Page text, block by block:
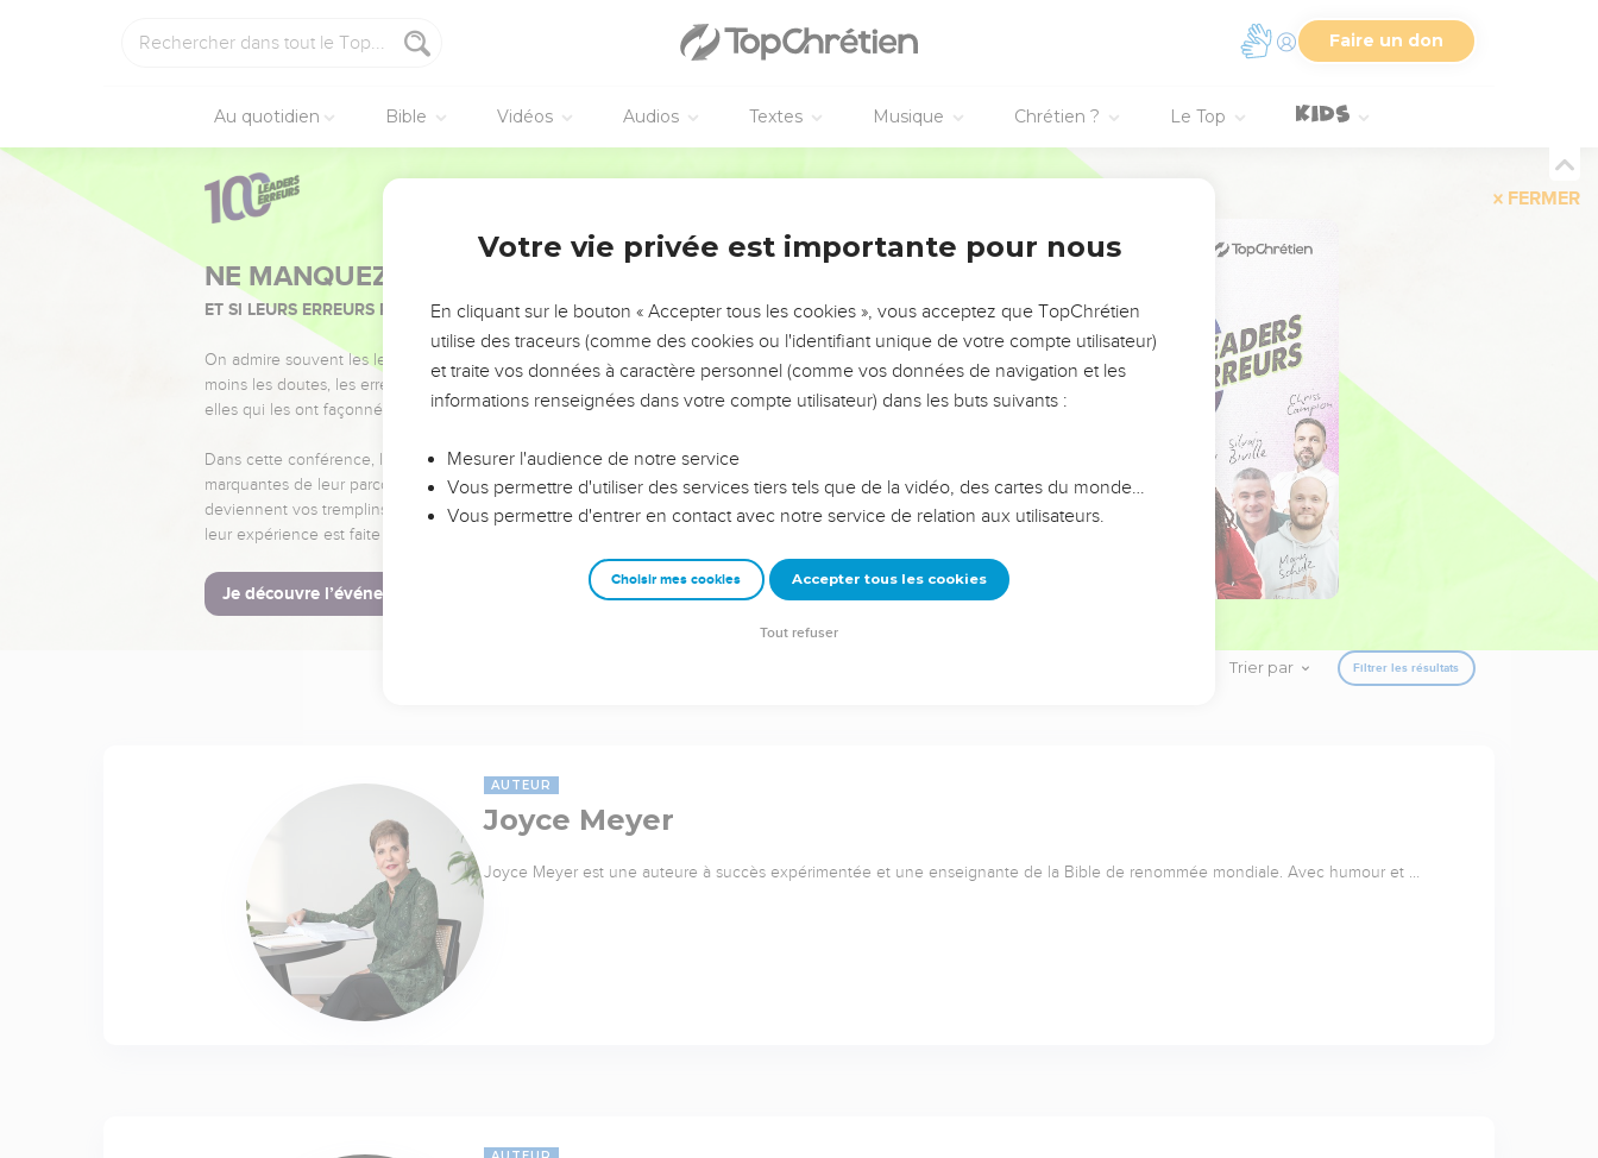
Faire un don
Au quotidien Bible Vidéos Audios Textes Musique Chrétien ? Le Top
FERMER
NE MANQUEZ PAS L’ÉVÉNEMENT DE L’ANNÉE !
ET SI LEURS ERREURS POUVAIENT VOUS ÉVITER LES VOTRES ?
On admire souvent les leaders pour leurs réussites, leur impact, leur foi ou leur vision. Mais on voit
moins les doutes, les erreurs et les saisons difficiles qu'ils ont traversés, alors même que ce sont
elles qui les ont façonnés.
Dans cette conférence, leaders, entrepreneurs, et responsables reviennent sur les erreurs
marquantes de leur parcours et les clés pour avancer avec plus de sagesse afin que leurs erreurs
deviennent vos tremplins. Que vous guidiez un ministère, une équipe, un groupe ou une famille,
leur expérience est faite pour vous.
Je découvre l’événement
Trier par Filtrer les résultats
AUTEUR
Joyce Meyer
Joyce Meyer est une auteure à succès expérimentée et une enseignante de la Bible de renommée mondiale. Avec humour et …
Votre vie privée est importante pour nous
En cliquant sur le bouton « Accepter tous les cookies », vous acceptez que TopChrétien
utilise des traceurs (comme des cookies ou l'identifiant unique de votre compte utilisateur)
et traite vos données à caractère personnel (comme vos données de navigation et les
informations renseignées dans votre compte utilisateur) dans les buts suivants :
Mesurer l'audience de notre service
Vous permettre d'utiliser des services tiers tels que de la vidéo, des cartes du monde…
Vous permettre d'entrer en contact avec notre service de relation aux utilisateurs.
Choisir mes cookies Accepter tous les cookies
Tout refuser